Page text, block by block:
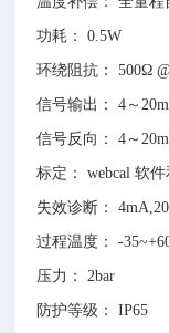
功耗： 0.5W
环绕阻抗： 500Ω
信号输出： 4～
信号反向： 4～
标定： webcal 软件
失效诊断：
过程温度： -
压力： 2bar
防护等级： IP65